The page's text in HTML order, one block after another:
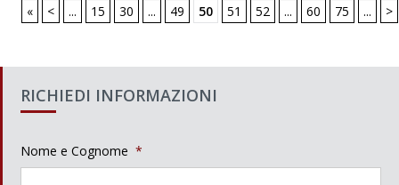
« < ... 15 30 ... 49 50 51 52 ... 60 75 ... >
RICHIEDI INFORMAZIONI
Nome e Cognome *